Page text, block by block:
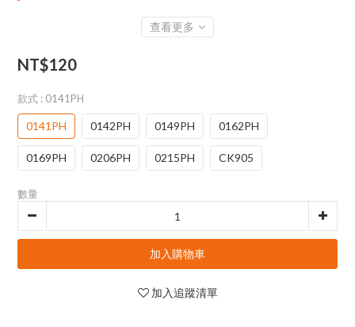
查看更多
NT$120
款式 : 0141PH
0141PH 0142PH 0149PH 0162PH
0169PH 0206PH 0215PH CK905
數量
加入購物車
加入追蹤清單